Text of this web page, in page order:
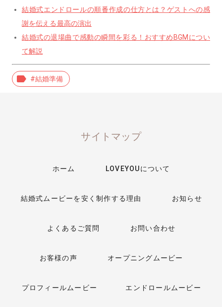
結婚式エンドロールの順番作成の仕方とは？ゲストへの感
謝を伝える最高の演出
結婚式の退場曲で感動の瞬間を彩る！おすすめBGMについ
て解説
label #結婚準備
サイトマップ
ホーム LOVEYOUについて
結婚式ムービーを安く制作する理由 お知らせ
よくあるご質問 お問い合わせ
お客様の声 オープニングムービー
プロフィールムービー エンドロールムービー